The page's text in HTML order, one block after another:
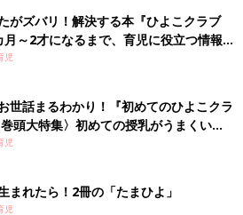
がズバリ！解決する本『ひよこクラブ
～2才になるまで、育児に役立つ情報が
児
世話まるわかり！『初めてのひよこクラ
頭大特集〉初めての授乳がうまくい
・ミルクの基本と夏のトラブル 解決テ
児
まれたら！2冊の「たまひよ」
児